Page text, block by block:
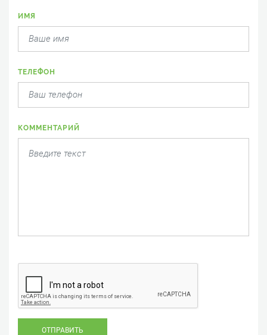
ИМЯ
ТЕЛЕФОН
КОММЕНТАРИЙ